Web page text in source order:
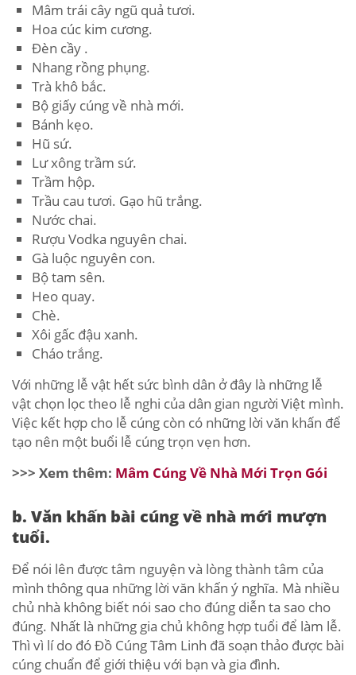
Mâm trái cây ngũ quả tươi.
Hoa cúc kim cương.
Đèn cầy .
Nhang rồng phụng.
Trà khô bắc.
Bộ giấy cúng về nhà mới.
Bánh kẹo.
Hũ sứ.
Lư xông trầm sứ.
Trầm hộp.
Trầu cau tươi. Gạo hũ trắng.
Nước chai.
Rượu Vodka nguyên chai.
Gà luộc nguyên con.
Bộ tam sên.
Heo quay.
Chè.
Xôi gấc đậu xanh.
Cháo trắng.
Với những lễ vật hết sức bình dân ở đây là những lễ
vật chọn lọc theo lễ nghi của dân gian người Việt mình.
Việc kết hợp cho lễ cúng còn có những lời văn khấn để
tạo nên một buổi lễ cúng trọn vẹn hơn.
>>> Xem thêm: Mâm Cúng Về Nhà Mới Trọn Gói
b. Văn khấn bài cúng về nhà mới mượn
tuổi.
Để nói lên được tâm nguyện và lòng thành tâm của
mình thông qua những lời văn khấn ý nghĩa. Mà nhiều
chủ nhà không biết nói sao cho đúng diễn ta sao cho
đúng. Nhất là những gia chủ không hợp tuổi để làm lễ.
Thì vì lí do đó Đồ Cúng Tâm Linh đã soạn thảo được bài
cúng chuẩn để giới thiệu với bạn và gia đình.